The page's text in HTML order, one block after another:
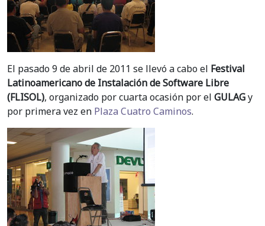
El pasado 9 de abril de 2011 se llevó a cabo el Festival
Latinoamericano de Instalación de Software Libre
(FLISOL), organizado por cuarta ocasión por el GULAGy
por primera vez en Plaza Cuatro Caminos.